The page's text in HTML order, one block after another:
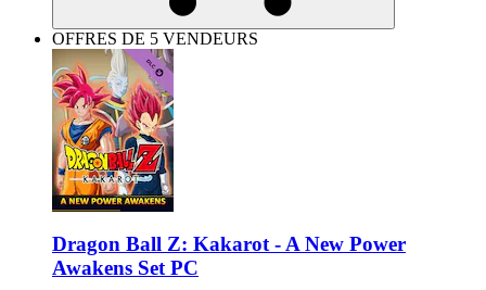
OFFRES DE 5 VENDEURS
Dragon Ball Z: Kakarot - A New Power
Awakens Set PC